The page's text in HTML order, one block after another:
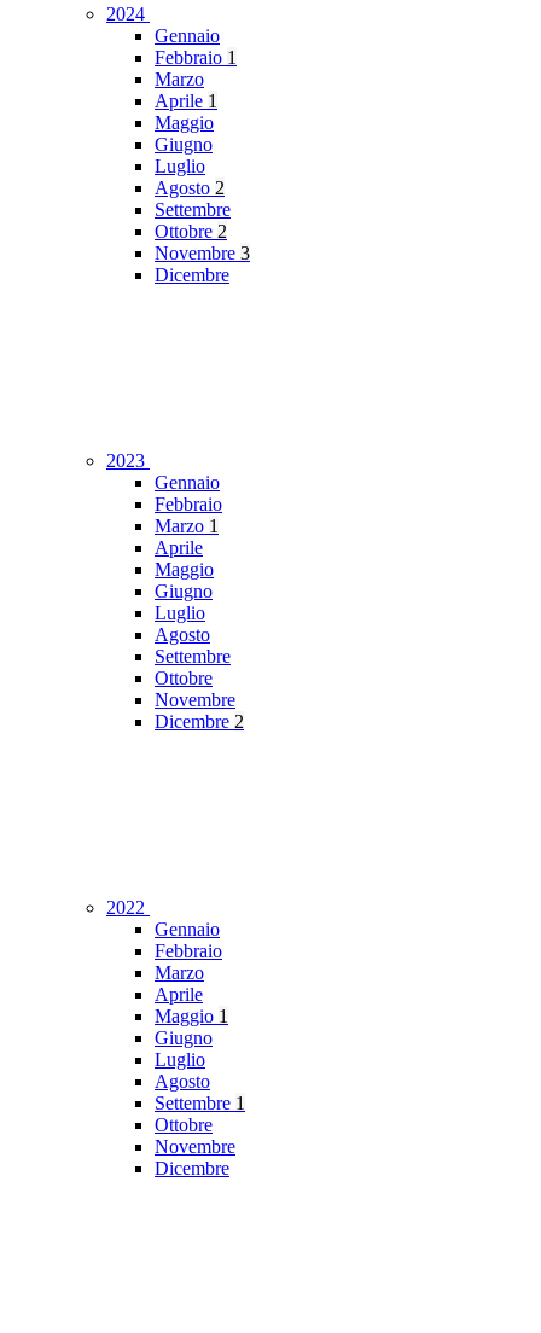
2024
Gennaio
Febbraio 1
Marzo
Aprile 1
Maggio
Giugno
Luglio
Agosto 2
Settembre
Ottobre 2
Novembre 3
Dicembre
2023
Gennaio
Febbraio
Marzo 1
Aprile
Maggio
Giugno
Luglio
Agosto
Settembre
Ottobre
Novembre
Dicembre 2
2022
Gennaio
Febbraio
Marzo
Aprile
Maggio 1
Giugno
Luglio
Agosto
Settembre 1
Ottobre
Novembre
Dicembre